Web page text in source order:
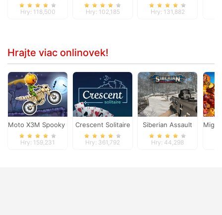
Hry: 118,500 Hry: 102,185 Hry: 131,882
Hrajte viac onlinovek!
Moto X3M Spooky Land
Hry: 159,231
Crescent Solitaire
Hry: 361,792
Siberian Assault
Hry: 44,298